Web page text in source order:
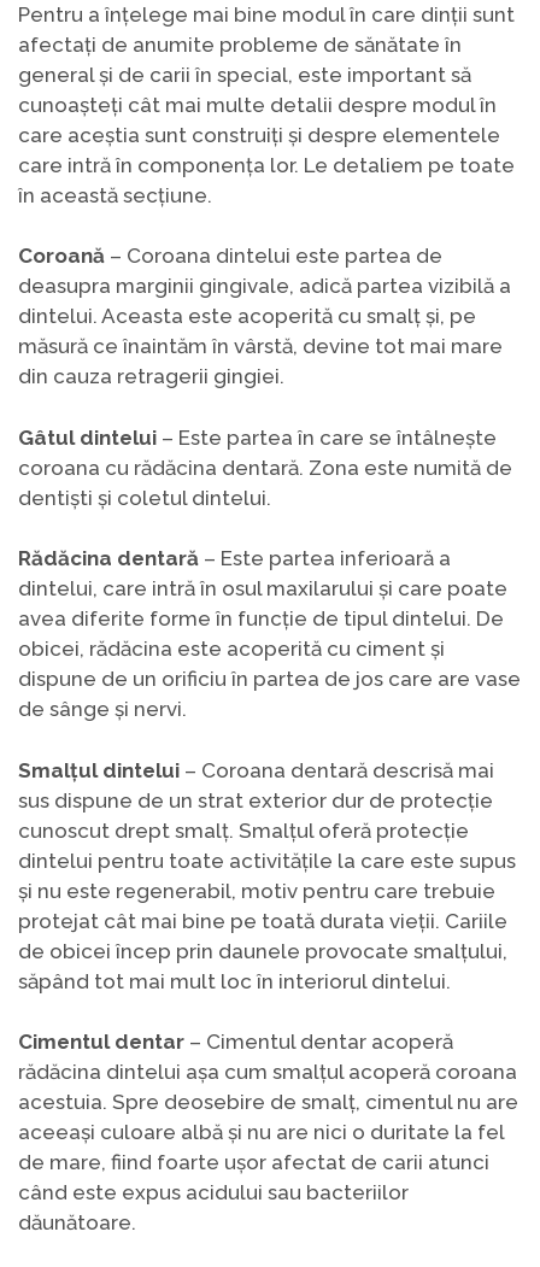
Pentru a înțelege mai bine modul în care dinții sunt
afectați de anumite probleme de sănătate în
general și de carii în special, este important să
cunoașteți cât mai multe detalii despre modul în
care aceștia sunt construiți și despre elementele
care intră în componența lor. Le detaliem pe toate
în această secțiune.
Coroană – Coroana dintelui este partea de
deasupra marginii gingivale, adică partea vizibilă a
dintelui. Aceasta este acoperită cu smalț și, pe
măsură ce înaintăm în vârstă, devine tot mai mare
din cauza retragerii gingiei.
Gâtul dintelui – Este partea în care se întâlnește
coroana cu rădăcina dentară. Zona este numită de
dentiști și coletul dintelui.
Rădăcina dentară – Este partea inferioară a
dintelui, care intră în osul maxilarului și care poate
avea diferite forme în funcție de tipul dintelui. De
obicei, rădăcina este acoperită cu ciment și
dispune de un orificiu în partea de jos care are vase
de sânge și nervi.
Smalțul dintelui – Coroana dentară descrisă mai
sus dispune de un strat exterior dur de protecție
cunoscut drept smalț. Smalțul oferă protecție
dintelui pentru toate activitățile la care este supus
și nu este regenerabil, motiv pentru care trebuie
protejat cât mai bine pe toată durata vieții. Cariile
de obicei încep prin daunele provocate smalțului,
săpând tot mai mult loc în interiorul dintelui.
Cimentul dentar – Cimentul dentar acoperă
rădăcina dintelui așa cum smalțul acoperă coroana
acestuia. Spre deosebire de smalț, cimentul nu are
aceeași culoare albă și nu are nici o duritate la fel
de mare, fiind foarte ușor afectat de carii atunci
când este expus acidului sau bacteriilor
dăunătoare.